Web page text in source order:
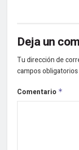
Deja un
Tu dirección de
campos
Comentario *